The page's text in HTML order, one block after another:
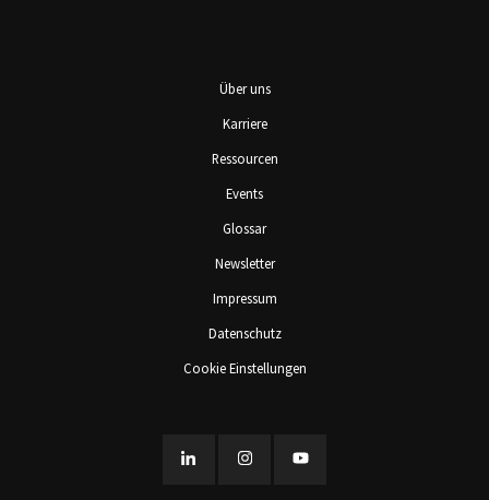
Über uns
Karriere
Ressourcen
Events
Glossar
Newsletter
Impressum
Datenschutz
Cookie Einstellungen